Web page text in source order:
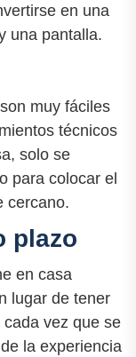
en una
una pantalla.
muy fáciles
técnicos
solo se
para colocar el
cercano.
plazo
en casa
lugar de tener
vez que se
la experiencia